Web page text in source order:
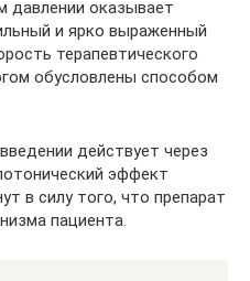
давлении оказывает
и ярко выраженный
терапевтического
обусловлены способом
действует через
эффект
в силу того, что препарат
пациента.